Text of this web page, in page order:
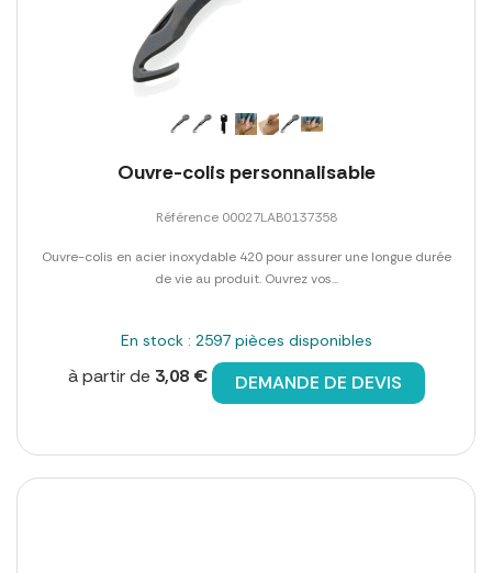
Ouvre-colis personnalisable
Référence 00027LAB0137358
Ouvre-colis en acier inoxydable 420 pour assurer une longue durée
de vie au produit. Ouvrez vos...
En stock : 2597 pièces disponibles
à partir de 3,08 € DEMANDE DE DEVIS